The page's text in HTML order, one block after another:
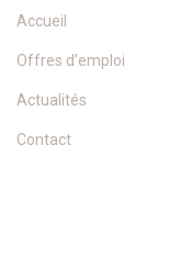
Accueil
Offres d’emploi
Actualités
Contact